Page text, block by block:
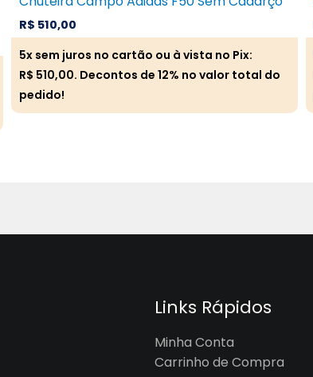
R$ 510,00
5x sem juros no cartão ou à vista no Pix:
R$ 510,00. Decontos de 12% no valor total do
pedido!
Links Rápidos
Minha Conta
Carrinho de Compra